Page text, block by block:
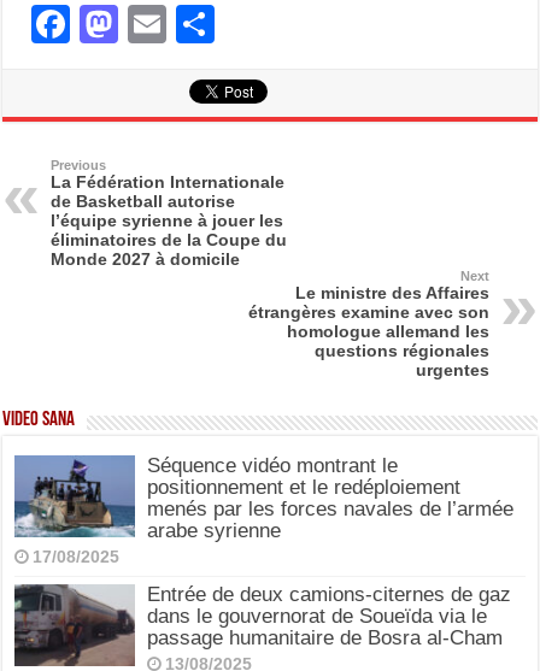
F
b
o
o
M
d
o
n
E
ail ar
Previous
La Fédération Internationale
de Basketball autorise
l’équipe syrienne à jouer les
éliminatoires de la Coupe du
Monde 2027 à domicile
Next
Le ministre des Affaires
étrangères examine avec son
homologue allemand les
questions régionales
urgentes
Video SANA
Séquence vidéo montrant le
positionnement et le redéploiement
menés par les forces navales de l’armée
arabe syrienne
17/08/2025
Entrée de deux camions-citernes de gaz
dans le gouvernorat de Soueïda via le
passage humanitaire de Bosra al-Cham
13/08/2025